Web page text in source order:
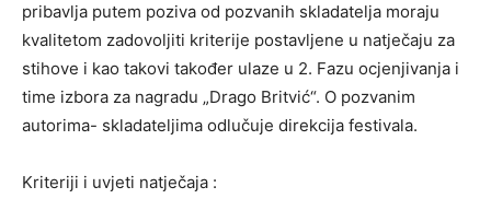
pribavlja putem poziva od pozvanih skladatelja moraju
kvalitetom zadovoljiti kriterije postavljene u natječaju za
stihove i kao takovi također ulaze u 2. Fazu ocjenjivanja i
time izbora za nagradu „Drago Britvić“. O pozvanim
autorima- skladateljima odlučuje direkcija festivala.
Kriteriji i uvjeti natječaja :